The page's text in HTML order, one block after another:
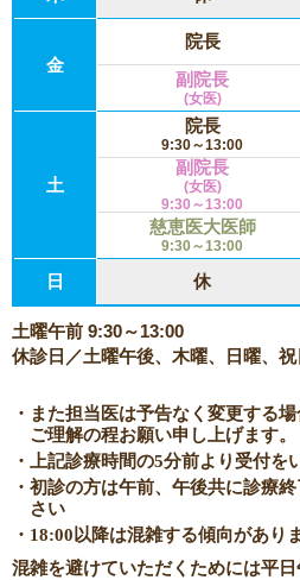
金
院長
副院長
(女医)
土
院長
9:30～13:00
副院長
(女医)
9:30～13:00
慈恵医大医師
9:30～13:00
日 休
土曜午前 9:30～13:00
休診日／土曜午後、木曜、日曜、祝
・また担当医は予告なく変更する場
ご理解の程お願い申し上げます。
・上記診療時間の5分前より受付を
・初診の方は午前、午後共に診療
さい
・18:00以降は混雑する傾向があり
混雑を避けていただくためには平